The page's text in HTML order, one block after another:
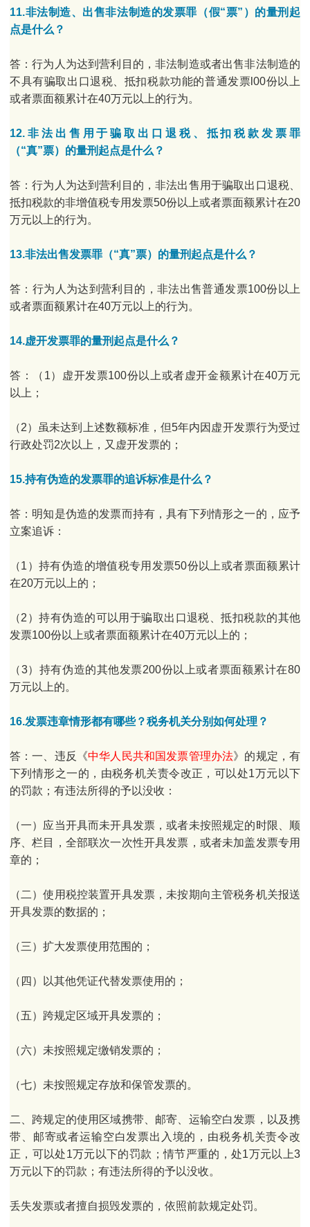
11.非法制造、出售非法制造的发票罪（假“票”）的量刑起
点是什么？
答：行为人为达到营利目的，非法制造或者出售非法制造的
不具有骗取出口退税、抵扣税款功能的普通发票l00份以上
或者票面额累计在40万元以上的行为。
12.非法出售用于骗取出口退税、抵扣税款发票罪
（“真”票）的量刑起点是什么？
答：行为人为达到营利目的，非法出售用于骗取出口退税、
抵扣税款的非增值税专用发票50份以上或者票面额累计在20
万元以上的行为。
13.非法出售发票罪（“真”票）的量刑起点是什么？
答：行为人为达到营利目的，非法出售普通发票100份以上
或者票面额累计在40万元以上的行为。
14.虚开发票罪的量刑起点是什么？
答：（1）虚开发票100份以上或者虚开金额累计在40万元
以上；
（2）虽未达到上述数额标准，但5年内因虚开发票行为受过
行政处罚2次以上，又虚开发票的；
15.持有伪造的发票罪的追诉标准是什么？
答：明知是伪造的发票而持有，具有下列情形之一的，应予
立案追诉：
（1）持有伪造的增值税专用发票50份以上或者票面额累计
在20万元以上的；
（2）持有伪造的可以用于骗取出口退税、抵扣税款的其他
发票100份以上或者票面额累计在40万元以上的；
（3）持有伪造的其他发票200份以上或者票面额累计在80
万元以上的。
16.发票违章情形都有哪些？税务机关分别如何处理？
答：一、违反《中华人民共和国发票管理办法》的规定，有
下列情形之一的，由税务机关责令改正，可以处1万元以下
的罚款；有违法所得的予以没收：
（一）应当开具而未开具发票，或者未按照规定的时限、顺
序、栏目，全部联次一次性开具发票，或者未加盖发票专用
章的；
（二）使用税控装置开具发票，未按期向主管税务机关报送
开具发票的数据的；
（三）扩大发票使用范围的；
（四）以其他凭证代替发票使用的；
（五）跨规定区域开具发票的；
（六）未按照规定缴销发票的；
（七）未按照规定存放和保管发票的。
二、跨规定的使用区域携带、邮寄、运输空白发票，以及携
带、邮寄或者运输空白发票出入境的，由税务机关责令改
正，可以处1万元以下的罚款；情节严重的，处1万元以上3
万元以下的罚款；有违法所得的予以没收。
丢失发票或者擅自损毁发票的，依照前款规定处罚。